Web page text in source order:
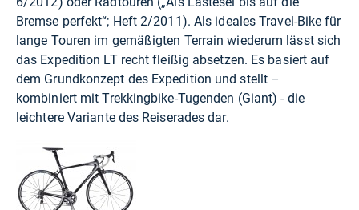
Bremse perfekt“; Heft 2/2011). Als ideales Travel-Bike für
lange Touren im gemäßigten Terrain wiederum lässt sich
das Expedition LT recht fleißig absetzen. Es basiert auf
dem Grundkonzept des Expedition und stellt –
kombiniert mit Trekkingbike-Tugenden (Giant) - die
leichtere Variante des Reiserades dar.